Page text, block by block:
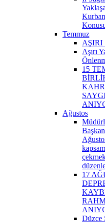
Temmuz
AŞIRI
Aşırı
15
Ağustos
17
Düzce